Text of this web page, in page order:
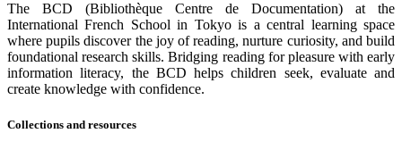
The BCD (Bibliothèque Centre de Documentation) at the
International French School in Tokyo is a central learning space
where pupils discover the joy of reading, nurture curiosity, and build
foundational research skills. Bridging reading for pleasure with early
information literacy, the BCD helps children seek, evaluate and
create knowledge with confidence.
Collections and resources